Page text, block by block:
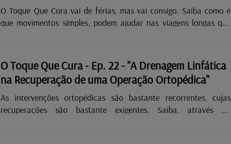
O Toque Que Cura vai de férias, mas vai consigo. Saiba como é
que movimentos simples, podem ajudar nas viagens longas que
por Gabriela de Lacerda, na sua Brigada da Manhã. #RádioLatina
#BrigadadaManhã #Linfologia #TecnicaDrenagemManual
#DrenagemManual #Luxemburgo #DrVodder...
O Toque Que Cura - Ep. 22 - "A Drenagem Linfática
na Recuperação de uma Operação Ortopédica"
As intervenções ortopédicas são bastante recorrentes, cujas
recuperações são bastante exigentes. Saiba, através do